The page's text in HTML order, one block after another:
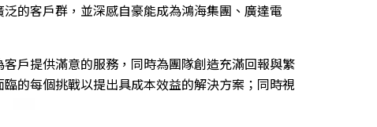
的客戶群，並深感自豪能成為鴻海集團、廣達電
戶提供滿意的服務，同時為團隊創造充滿回報與繁
的每個挑戰以提出具成本效益的解決方案；同時視